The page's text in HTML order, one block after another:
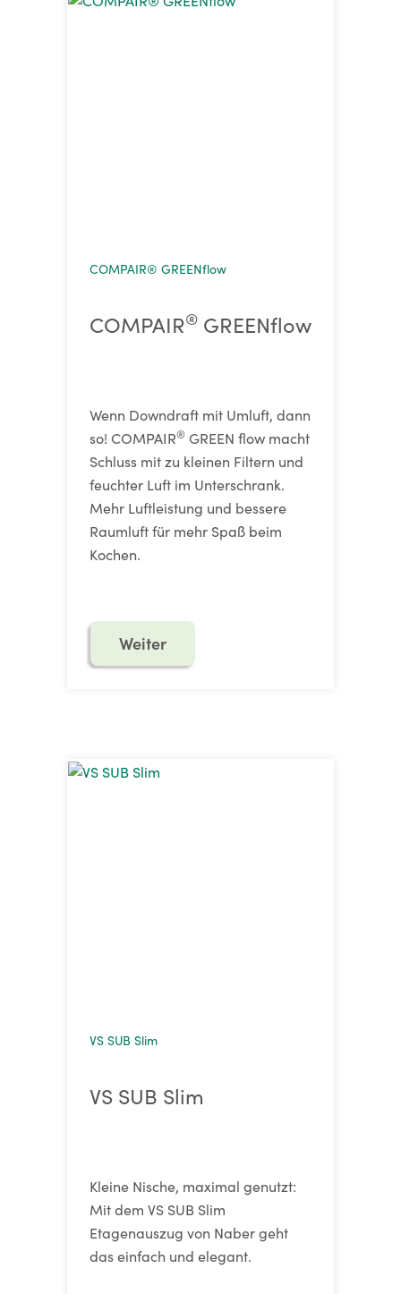
COMPAIR® GREENflow
COMPAIR® GREENflow
Wenn Downdraft mit Umluft, dann
so! COMPAIR® GREEN flow macht
Schluss mit zu kleinen Filtern und
feuchter Luft im Unterschrank.
Mehr Luftleistung und bessere
Raumluft für mehr Spaß beim
Kochen.
Weiter
VS SUB Slim
VS SUB Slim
Kleine Nische, maximal genutzt:
Mit dem VS SUB Slim
Etagenauszug von Naber geht
das einfach und elegant.